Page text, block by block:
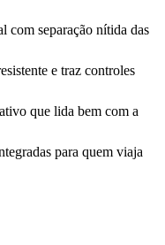
com separação nítida das
e traz controles
que lida bem com a
para quem viaja